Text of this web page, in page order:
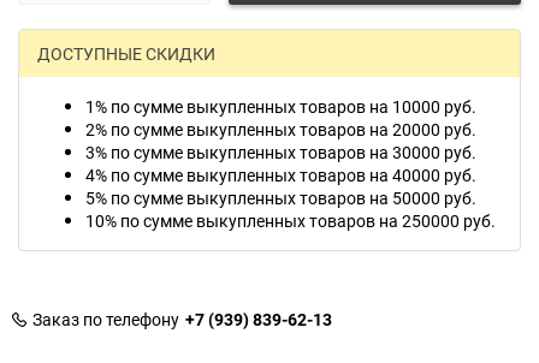
ДОСТУПНЫЕ СКИДКИ
1% по сумме выкупленных товаров на 10000 руб.
2% по сумме выкупленных товаров на 20000 руб.
3% по сумме выкупленных товаров на 30000 руб.
4% по сумме выкупленных товаров на 40000 руб.
5% по сумме выкупленных товаров на 50000 руб.
10% по сумме выкупленных товаров на 250000 руб.
Заказ по телефону +7 (939) 839-62-13